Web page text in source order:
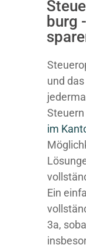
burg
und
im K
Ein
3a,